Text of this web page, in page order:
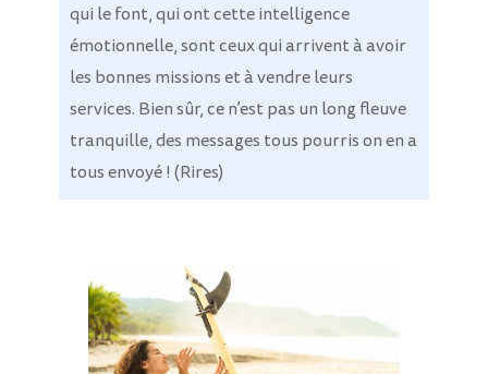
qui le font, qui ont cette intelligence
émotionnelle, sont ceux qui arrivent à avoir
les bonnes missions et à vendre leurs
services. Bien sûr, ce n’est pas un long fleuve
tranquille, des messages tous pourris on en a
tous envoyé ! (Rires)